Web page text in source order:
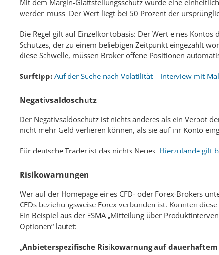
Mit dem Margin-Glattstellungsschutz wurde eine
werden muss. Der Wert liegt bei 50 Prozent der
Die Regel gilt auf Einzelkontobasis: Der Wert eines
Schutzes, der zu einem beliebigen Zeitpunkt eingezahlt
diese Schwelle, müssen Broker offene Positionen
Surftipp: Auf der Suche nach Volatilität – Interview mit
Negativsaldoschutz
Der Negativsaldoschutz ist nichts anderes als ein Verbot
nicht mehr Geld verlieren können, als sie auf ihr Konto
Für deutsche Trader ist das nichts Neues. Hierzulande gilt
Risikowarnungen
Wer auf der Homepage eines CFD- oder Forex-Brokers
CFDs beziehungsweise Forex verbunden ist. Konnten
Ein Beispiel aus der ESMA „Mitteilung über
Optionen“ lautet:
„Anbieterspezifische Risikowarnung auf